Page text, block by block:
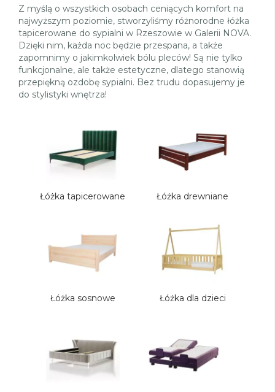
Z myślą o wszystkich osobach ceniących komfort na
najwyższym poziomie, stworzyliśmy różnorodne łóżka
tapicerowane do sypialni w Rzeszowie w Galerii NOVA.
Dzięki nim, każda noc będzie przespana, a także
zapomnimy o jakimkolwiek bólu pleców! Są nie tylko
funkcjonalne, ale także estetyczne, dlatego stanowią
przepiękną ozdobę sypialni. Bez trudu dopasujemy je
do stylistyki wnętrza!
Łóżka tapicerowane Łóżka drewniane
Łóżka sosnowe Łóżka dla dzieci